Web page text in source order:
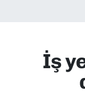
İş
EKONOMİ
Süper Lig
Tüm